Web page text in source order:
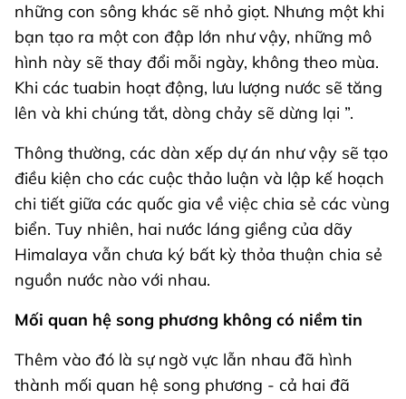
những con sông khác sẽ nhỏ giọt. Nhưng một khi
bạn tạo ra một con đập lớn như vậy, những mô
hình này sẽ thay đổi mỗi ngày, không theo mùa.
Khi các tuabin hoạt động, lưu lượng nước sẽ tăng
lên và khi chúng tắt, dòng chảy sẽ dừng lại ”.
Thông thường, các dàn xếp dự án như vậy sẽ tạo
điều kiện cho các cuộc thảo luận và lập kế hoạch
chi tiết giữa các quốc gia về việc chia sẻ các vùng
biển. Tuy nhiên, hai nước láng giềng của dãy
Himalaya vẫn chưa ký bất kỳ thỏa thuận chia sẻ
nguồn nước nào với nhau.
Mối quan hệ song phương không có niềm tin
Thêm vào đó là sự ngờ vực lẫn nhau đã hình
thành mối quan hệ song phương - cả hai đã